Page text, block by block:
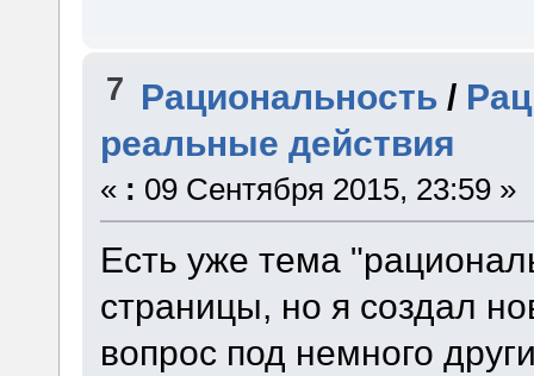
7 Рациональность /
реальные действия
« : 09 Сентября 2015, 23:59 »
Есть уже тема
страницы, но я создал
вопрос под немного